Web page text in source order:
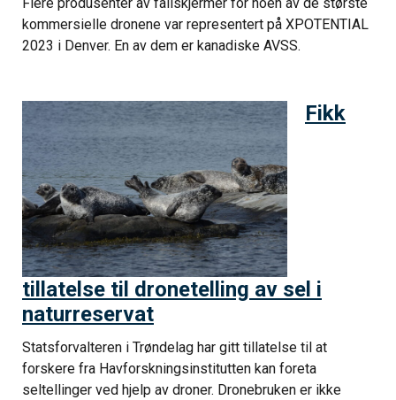
kommersielle dronene var representert på XPOTENTIAL
2023 i Denver. En av dem er kanadiske AVSS.
Fikk
tillatelse til dronetelling av sel i
naturreservat
Statsforvalteren i Trøndelag har gitt tillatelse til at
forskere fra Havforskningsinstitutten kan foreta
seltellinger ved hjelp av droner. Dronebruken er ikke